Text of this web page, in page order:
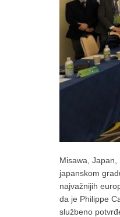
Misawa,
japanskom
najvažnijih
da je Philippe
službeno